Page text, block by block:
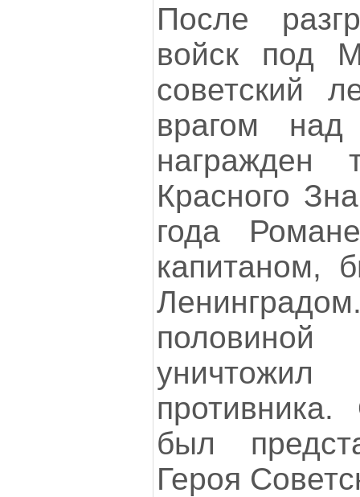
После
войск под
советский
врагом
награжден
Красного
года
капитаном,
уничтожил
был
Героя